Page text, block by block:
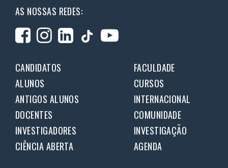
AS NOSSAS REDES:
CANDIDATOS
FACULDADE
ALUNOS
CURSOS
ANTIGOS ALUNOS
INTERNACIONAL
DOCENTES
COMUNIDADE
INVESTIGADORES
INVESTIGAÇÃO
CIÊNCIA ABERTA
AGENDA